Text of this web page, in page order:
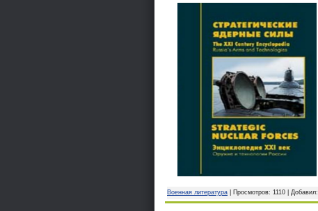
Военная литература | Просмотров: 1110 | Добавил: